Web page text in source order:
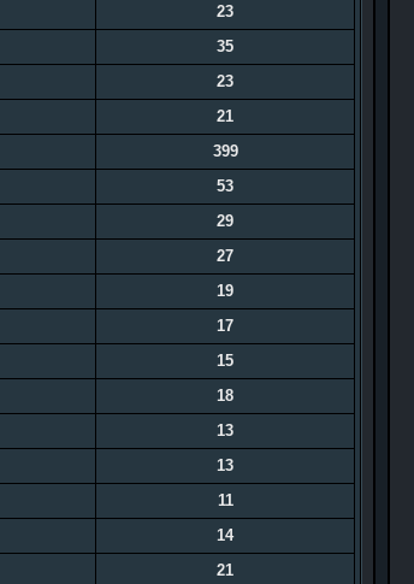
23
35
23
21
399
53
29
27
19
17
15
18
13
13
11
14
21